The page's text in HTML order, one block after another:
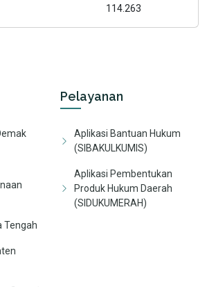
114.263
Tengah
Pelayanan
Aplikasi Bantuan Hukum
(SIBAKULKUMIS)
Aplikasi Pembentukan
Produk Hukum Daerah
(SIDUKUMERAH)